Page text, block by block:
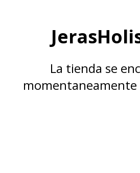
La tienda se
momentaneamente